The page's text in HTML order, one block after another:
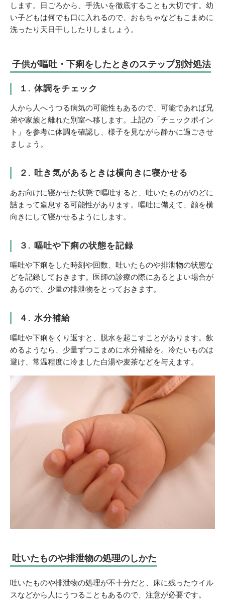
します。日ごろから、手洗いを徹底することも大切です。幼
い子どもは何でも口に入れるので、おもちゃなどもこまめに
洗ったり天日干ししたりしましょう。
子供が嘔吐・下痢をしたときのステップ別対処法
１. 体調をチェック
人から人へうつる病気の可能性もあるので、可能であれば兄
弟や家族と離れた別室へ移します。上記の「チェックポイン
ト」を参考に体調を確認し、様子を見ながら静かに過ごさせ
ましょう。
２. 吐き気があるときは横向きに寝かせる
あお向けに寝かせた状態で嘔吐すると、吐いたものがのどに
詰まって窒息する可能性があります。嘔吐に備えて、顔を横
向きにして寝かせるようにします。
３. 嘔吐や下痢の状態を記録
嘔吐や下痢をした時刻や回数、吐いたものや排泄物の状態な
どを記録しておきます。医師の診療の際にあるとよい場合が
あるので、少量の排泄物をとっておきます。
４. 水分補給
嘔吐や下痢をくり返すと、脱水を起こすことがあります。飲
めるようなら、少量ずつこまめに水分補給を。冷たいものは
避け、常温程度に冷ました白湯や麦茶などを与えます。
吐いたものや排泄物の処理のしかた
吐いたものや排泄物の処理が不十分だと、床に残ったウイル
スなどから人にうつることもあるので、注意が必要です。